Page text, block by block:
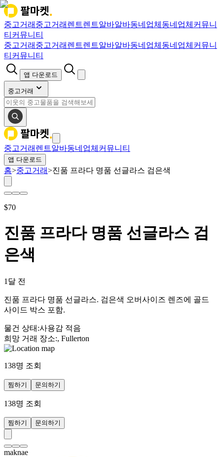
중고거래 중고거래 렌트렌트알바알바동네업체 동네업체 커뮤니
티 커뮤니티
중고거래 중고거래 렌트렌트알바알바동네업체 동네업체 커뮤니
티 커뮤니티
앱 다운로드
중고거래
중고거래 렌트알바동네업체 커뮤니티
앱 다운로드
홈>중고거래>진품 프라다 명품 선글라스 검은색
$70
진품 프라다 명품 선글라스 검
은색
1달 전
진품 프라다 명품 선글라스. 검은색 오버사이즈 렌즈에 골드
사이드 박스 포함.
물건 상태 :사용감 적음
희망 거래 장소:, Fullerton
138명 조회
찜하기 문의하기
138명 조회
찜하기 문의하기
maknae